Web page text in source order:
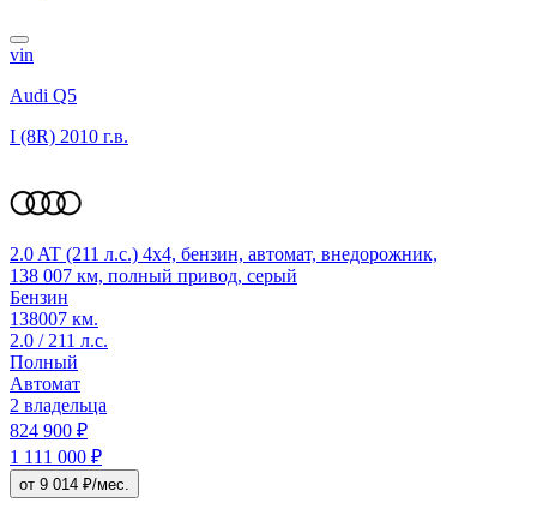
vin
Audi Q5
I (8R) 2010 г.в.
2.0 AT (211 л.с.) 4x4, бензин, автомат, внедорожник,
138 007 км, полный привод, серый
Бензин
138007 км.
2.0 / 211 л.с.
Полный
Автомат
2 владельца
824 900 ₽
1 111 000 ₽
от 9 014 ₽/мес.